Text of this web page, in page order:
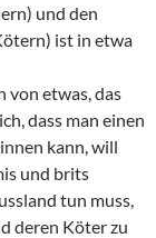
und den
ist in etwa
von etwas, das
dass man einen
kann, will
und brits
tun muss,
deren Köter zu